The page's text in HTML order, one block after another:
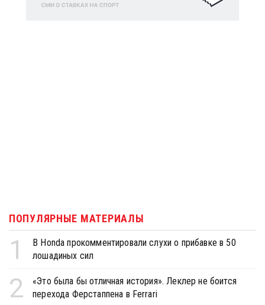
ПОПУЛЯРНЫЕ МАТЕРИАЛЫ
1
В Honda прокомментировали слухи о прибавке в 50
лошадиных сил
2
«Это была бы отличная история». Леклер не боится
перехода Ферстаппена в Ferrari